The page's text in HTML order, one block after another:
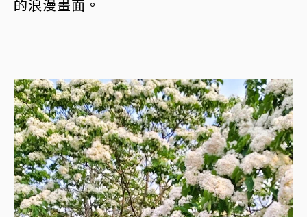
的浪漫畫面。